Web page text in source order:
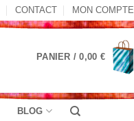
CONTACT MON COMPTE
PANIER /0,00 €
BLOG